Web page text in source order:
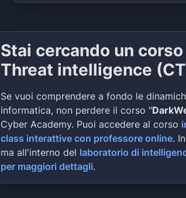
Stai cercando un
Threat intelligence
Se vuoi comprendere a fondo le
informatica, non perdere il corso "
Cyber Academy. Puoi accedere al corso
class interattive con professore online.
ma all'interno del laboratorio di
per maggiori dettagli.